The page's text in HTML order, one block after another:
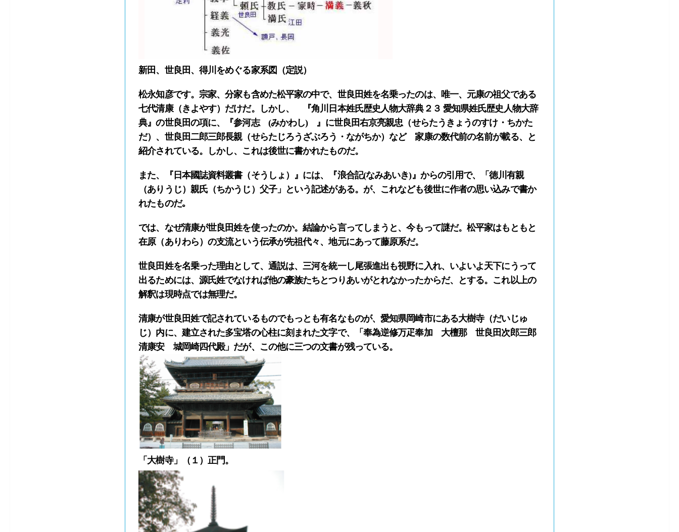
新田、世良田、得川をめぐる家系図（定説）
松永知彦です。宗家、分家も含めた松平家の中で、世良田姓を名乗ったのは、唯一、元康の祖父である
七代清康（きよやす）だけだ。しかし、 『角川日本姓氏歴史人物大辞典２３ 愛知県姓氏歴史人物大辞
典』の世良田の項に、『参河志 (みかわし) 』に世良田右京亮親忠（せらたうきょうのすけ・ちかた
だ）、世良田二郎三郎長親（せらたじろうざぶろう・ながちか）など 家康の数代前の名前が載る、と
紹介されている。しかし、これは後世に書かれたものだ。
また、『日本國誌資料叢書（そうしょ）』には、『浪合記(なみあいき)』からの引用で、「徳川有親
（ありうじ）親氏（ちかうじ）父子」という記述がある。が、これなども後世に作者の思い込みで書か
れたものだ｡
では、なぜ清康が世良田姓を使ったのか。結論から言ってしまうと、今もって謎だ。松平家はもともと
在原（ありわら）の支流という伝承が先祖代々、地元にあって藤原系だ。
世良田姓を名乗った理由として、通説は、三河を統一し尾張進出も視野に入れ、いよいよ天下にうって
出るためには、源氏姓でなければ他の豪族たちとつりあいがとれなかったからだ、とする。これ以上の
解釈は現時点では無理だ。
清康が世良田姓で記されているものでもっとも有名なものが、愛知県岡崎市にある大樹寺（だいじゅ
じ）内に、建立された多宝塔の心柱に刻まれた文字で、「奉為逆修万疋奉加 大檀那 世良田次郎三郎
清康安 城岡崎四代殿」だが、この他に三つの文書が残っている。
「大樹寺」（１）正門。